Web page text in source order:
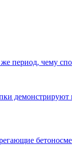
период, чему